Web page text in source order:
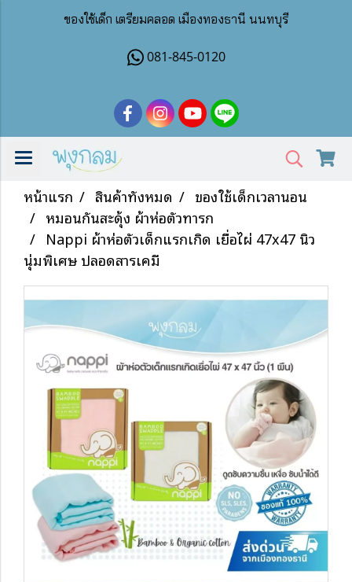
ของใช้เด็ก เตรียมคลอด เมืองทองธานี นนทบุรี
081-845-0120
หน้าแรก สินค้าทั้งหมด
ของใช้เด็กเวลานอน
หมอนกันสะดุ้ง ผ้าห่อตัวทารก
Nappi ผ้าห่อตัวเด็กแรกเกิด เยื่อไผ่ 47x47 นิ้ว
นุ่มพิเศษ ปลอดสารเคมี